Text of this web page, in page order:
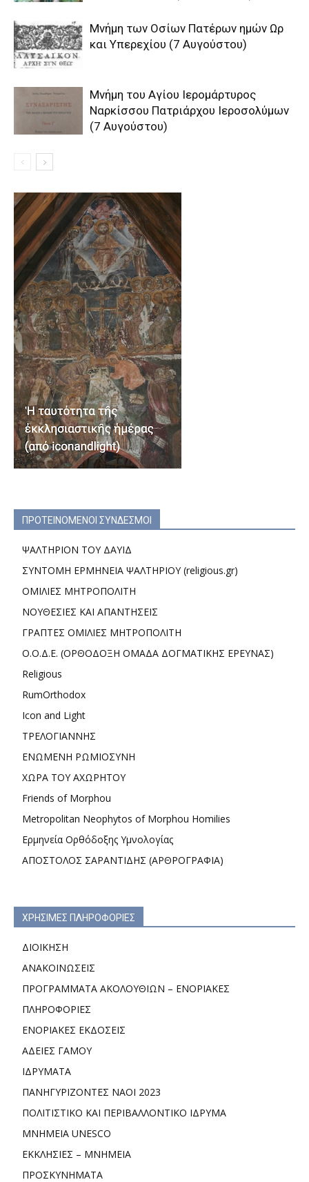
Μνήμη των Οσίων Πατέρων ημών Ωρ
και Υπερεχίου (7 Αυγούστου)
Μνήμη του Aγίου Ιερομάρτυρος
Ναρκίσσου Πατριάρχου Ιεροσολύμων
(7 Αυγούστου)
ΠΡΟΤΕΙΝΟΜΕΝΟΙ ΣΥΝΔΕΣΜΟΙ
ΨΑΛΤΗΡΙΟΝ ΤΟΥ ΔΑΥΙΔ
ΣΥΝΤΟΜΗ ΕΡΜΗΝΕΙΑ ΨΑΛΤΗΡΙΟΥ (religious.gr)
ΟΜΙΛΙΕΣ ΜΗΤΡΟΠΟΛΙΤΗ
ΝΟΥΘΕΣΙΕΣ ΚΑΙ ΑΠΑΝΤΗΣΕΙΣ
ΓΡΑΠΤΕΣ ΟΜΙΛΙΕΣ ΜΗΤΡΟΠΟΛΙΤΗ
Ο.Ο.Δ.Ε. (ΟΡΘΟΔΟΞΗ ΟΜΑΔΑ ΔΟΓΜΑΤΙΚΗΣ ΕΡΕΥΝΑΣ)
Religious
RumOrthodox
Icon and Light
ΤΡΕΛΟΓΙΑΝΝΗΣ
ΕΝΩΜΕΝΗ ΡΩΜΙΟΣΥΝΗ
ΧΩΡΑ ΤΟΥ ΑΧΩΡΗΤΟΥ
Friends of Morphou
Metropolitan Neophytos of Morphou Homilies
Ερμηνεία Ορθόδοξης Υμνολογίας
ΑΠΟΣΤΟΛΟΣ ΣΑΡΑΝΤΙΔΗΣ (ΑΡΘΡΟΓΡΑΦΙΑ)
ΧΡΗΣΙΜΕΣ ΠΛΗΡΟΦΟΡΙΕΣ
ΔΙΟΙΚΗΣΗ
ΑΝΑΚΟΙΝΩΣΕΙΣ
ΠΡΟΓΡΑΜΜΑΤΑ ΑΚΟΛΟΥΘΙΩΝ – ΕΝΟΡΙΑΚΕΣ
ΠΛΗΡΟΦΟΡΙΕΣ
ΕΝΟΡΙΑΚΕΣ ΕΚΔΟΣΕΙΣ
ΑΔΕΙΕΣ ΓΑΜΟΥ
ΙΔΡΥΜΑΤΑ
ΠΑΝΗΓΥΡΙΖΟΝΤΕΣ ΝΑΟΙ 2023
ΠΟΛΙΤΙΣΤΙΚΟ ΚΑΙ ΠΕΡΙΒΑΛΛΟΝΤΙΚΟ ΙΔΡΥΜΑ
ΜΝΗΜΕΙΑ UNESCO
ΕΚΚΛΗΣΙΕΣ – ΜΝΗΜΕΙΑ
ΠΡΟΣΚΥΝΗΜΑΤΑ